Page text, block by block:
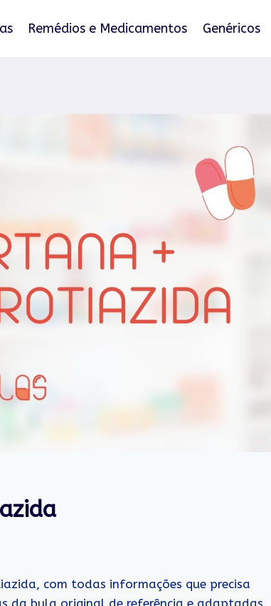
Remédios e Medicamentos Genéricos
com todas informações que precisa
da bula original de referência e adaptadas